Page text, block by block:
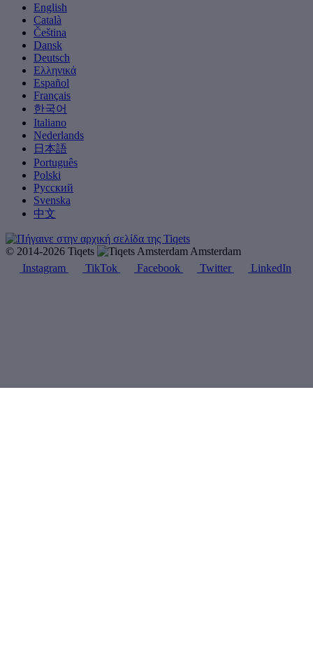
English
Català
Čeština
Dansk
Deutsch
Ελληνικά
Español
Français
한국어
Italiano
Nederlands
日本語
Português
Polski
Русский
Svenska
中文
© 2014-2026 Tiqets
Amsterdam
Instagram
TikTok Facebook Twitter LinkedIn